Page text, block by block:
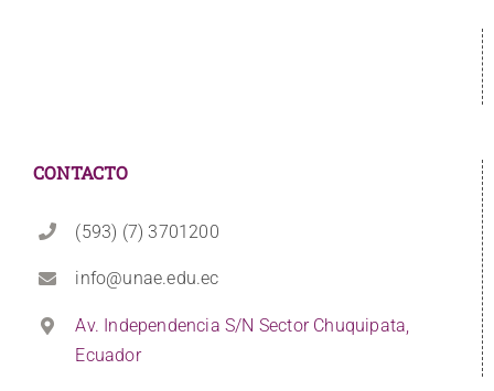
CONTACTO
(593) (7) 3701200
info@unae.edu.ec
Av. Independencia S/N Sector Chuquipata,
Ecuador